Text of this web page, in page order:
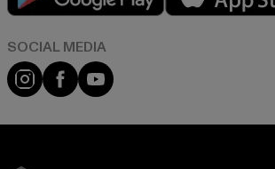
Instagram
FacebookYouTube